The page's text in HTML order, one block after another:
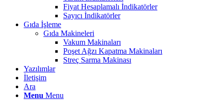
Fiyat Hesaplamalı İndikatörler
Sayıcı İndikatörler
Gıda İşleme
Gıda Makineleri
Vakum Makinaları
Poşet Ağzı Kapatma Makinaları
Streç Sarma Makinası
Yazılımlar
İletişim
Ara
Menu Menu